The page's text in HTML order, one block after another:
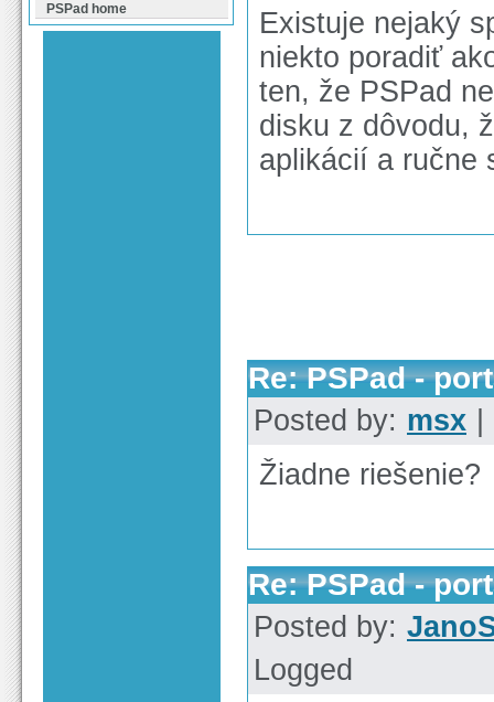
Existuje nejaký
niekto poradiť
ten, že PSPad
disku z dôvodu,
aplikácií a ručne
Re: PSPad -
Posted by: msx
Žiadne riešenie?
Re: PSPad -
Posted by:
Logged
PSPad home